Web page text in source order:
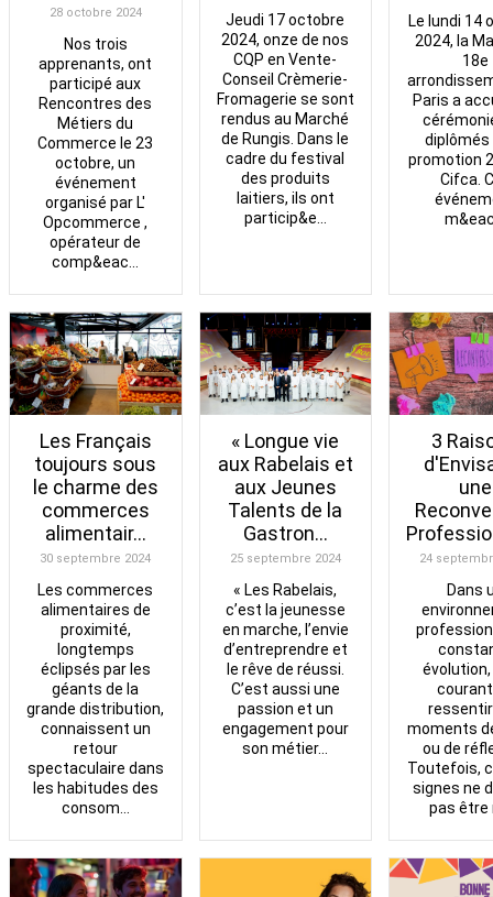
28 octobre 2024
Nos trois
apprenants, ont
participé aux
Rencontres des
Métiers du
Commerce le 23
octobre, un
événement
organisé par L'
Opcommerce ,
opérateur de
comp&eac...
Jeudi 17 octobre
2024, onze de nos
CQP en Vente-
Conseil Crèmerie-
Fromagerie se sont
rendus au Marché
de Rungis. Dans le
cadre du festival
des produits
laitiers, ils ont
particip&e...
Le lundi 14
2024, la
18e
Paris a
diplômés
promotion
Cifca.
Les Français
toujours sous
le charme des
commerces
alimentair...
30 septembre 2024
Les commerces
alimentaires de
proximité,
longtemps
éclipsés par les
géants de la
grande distribution,
connaissent un
retour
spectaculaire dans
les habitudes des
consom...
« Longue vie
aux Rabelais et
aux Jeunes
Talents de la
Gastron...
25 septembre 2024
« Les Rabelais,
c’est la jeunesse
en marche, l’envie
d’entreprendre et
le rêve de réussi.
C’est aussi une
passion et un
engagement pour
son métier...
3
une
24
Dans
moments
ou de
Toutefois,
signes ne
pas être